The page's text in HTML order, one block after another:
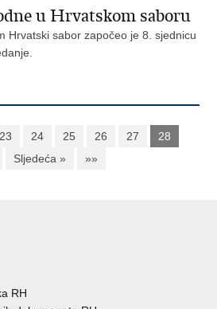
u Hrvatskom saboru
Hrvatski sabor započeo je 8. sjednicu
23 24 25 26 27
28
Sljedeća » »»
RH